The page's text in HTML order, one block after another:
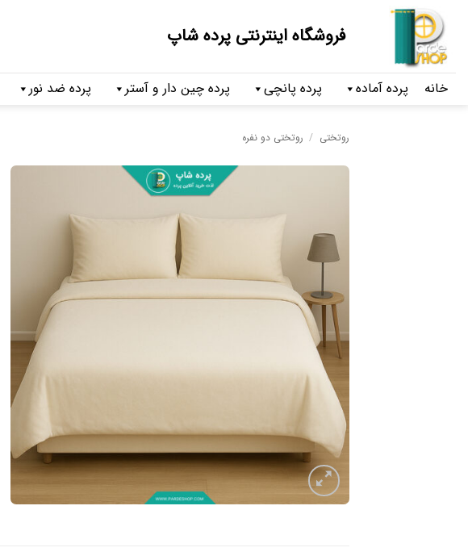
فروشگاه اینترنتی پرده شاپ
خانه پرده آماده پرده پانچی پرده چین دار و آستر پرده ضد نور
روتختی / روتختی دو نفره